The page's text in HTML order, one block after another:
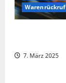
Warenrückruf
7. März 2025